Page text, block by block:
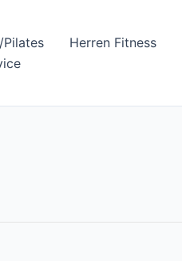
Pilates Herren Fitness